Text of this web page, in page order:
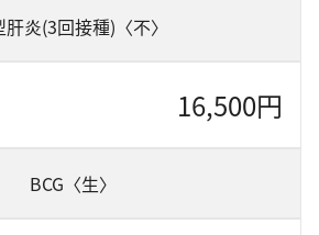
肝炎(3回接種)〈不〉
16,500円
BCG〈生〉